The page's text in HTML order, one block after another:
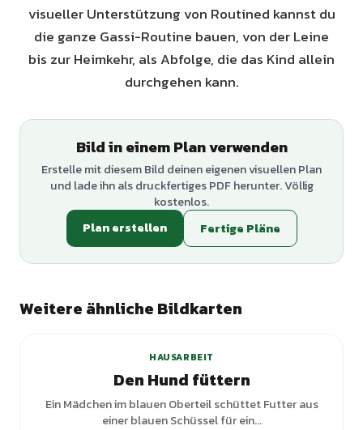
visueller Unterstützung von Routined kannst du
die ganze Gassi-Routine bauen, von der Leine
bis zur Heimkehr, als Abfolge, die das Kind allein
durchgehen kann.
Bild in einem Plan verwenden
Erstelle mit diesem Bild deinen eigenen visuellen Plan
und lade ihn als druckfertiges PDF herunter. Völlig
kostenlos.
Plan erstellen
Fertige Pläne
Weitere ähnliche Bildkarten
HAUSARBEIT
Den Hund füttern
Ein Mädchen im blauen Oberteil schüttet Futter aus
einer blauen Schüssel für ein...